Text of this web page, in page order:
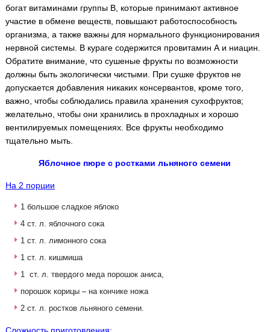
богат витаминами группы В, которые принимают активное
участие в обмене веществ, повышают работоспособность
организма, а также важны для нормального функционирования
нервной системы. В кураге содержится провитамин А и ниацин.
Обратите внимание, что сушеные фрукты по возможности
должны быть экологически чистыми. При сушке фруктов не
допускается добавления никаких консервантов, кроме того,
важно, чтобы соблюдались правила хранения сухофруктов;
желательно, чтобы они хранились в прохладных и хорошо
вентилируемых помещениях. Все фрукты необходимо
тщательно мыть.
Яблочное пюре с ростками льняного семени
На 2 порции
1 большое сладкое яблоко
4 ст. л. яблочного сока
1 ст. л. лимонного сока
1 ст. л. кишмиша
1 ст. л. твердого меда порошок аниса,
порошок корицы – на кончике ножа
2 ст. л. ростков льняного семени.